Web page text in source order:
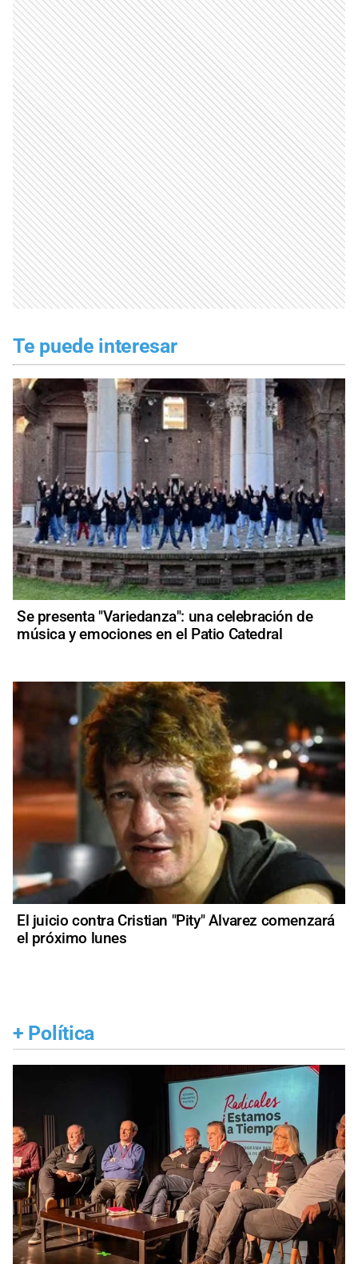
Te puede interesar
Se presenta "Variedanza": una celebración de
música y emociones en el Patio Catedral
El juicio contra Cristian "Pity" Alvarez comenzará
el próximo lunes
+ Política